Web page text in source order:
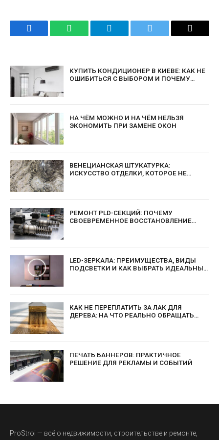
Facebook WhatsApp Telegram Twitter Email
КУПИТЬ КОНДИЦИОНЕР В КИЕВЕ: КАК НЕ
ОШИБИТЬСЯ С ВЫБОРОМ И ПОЧЕМУ
НА ЧЁМ МОЖНО И НА ЧЁМ НЕЛЬЗЯ
ЭКОНОМИТЬ ПРИ ЗАМЕНЕ ОКОН
ВЕНЕЦИАНСКАЯ ШТУКАТУРКА:
ИСКУССТВО ОТДЕЛКИ, КОТОРОЕ НЕ
РЕМОНТ PLD-СЕКЦИЙ: ПОЧЕМУ
СВОЕВРЕМЕННОЕ ВОССТАНОВЛЕНИЕ
LED-ЗЕРКАЛА: ПРЕИМУЩЕСТВА, ВИДЫ
ПОДСВЕТКИ И КАК ВЫБРАТЬ ИДЕАЛЬНЫЙ
КАК НЕ ПЕРЕПЛАТИТЬ ЗА ЛАК ДЛЯ
ДЕРЕВА: НА ЧТО РЕАЛЬНО ОБРАЩАТЬ
ПЕЧАТЬ БАННЕРОВ: ПРАКТИЧНОЕ
РЕШЕНИЕ ДЛЯ РЕКЛАМЫ И СОБЫТИЙ
ProStroi — всё о недвижимости, строительстве и ремонте,